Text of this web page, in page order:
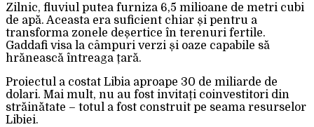
Zilnic, fluviul putea furniza 6,5 milioane de metri cubi
de apă. Aceasta era suficient chiar și pentru a
transforma zonele deșertice în terenuri fertile.
Gaddafi visa la câmpuri verzi și oaze capabile să
hrănească întreaga țară.
Proiectul a costat Libia aproape 30 de miliarde de
dolari. Mai mult, nu au fost invitați coinvestitori din
străinătate – totul a fost construit pe seama resurselor
Libiei.